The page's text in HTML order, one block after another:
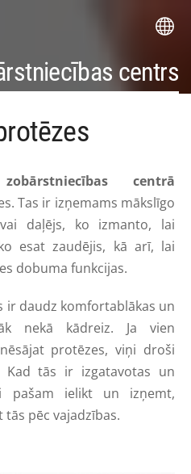
centrs
centrā
Tas ir izņemams mākslīgo
daļējs, ko izmanto, lai
esat zaudējis, kā arī, lai
dobuma funkcijas.
ir daudz komfortablākas un
nekā kādreiz. Ja vien
protēzes, viņi droši
Kad tās ir izgatavotas un
pašam ielikt un izņemt,
pēc vajadzības.